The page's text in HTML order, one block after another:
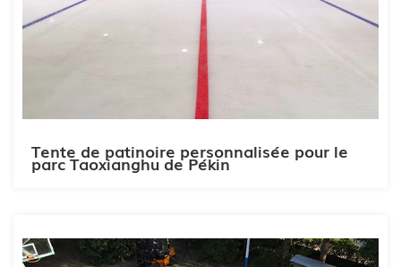
Tente de patinoire personnalisée pour le
parc Taoxianghu de Pékin